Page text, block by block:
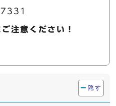
注意ください！
隠す